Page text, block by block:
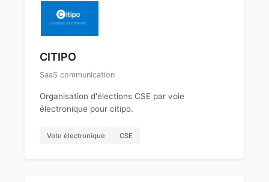
CITIPO
SaaS communication
Organisation d'élections CSE par voie
électronique pour citipo.
Vote électronique CSE